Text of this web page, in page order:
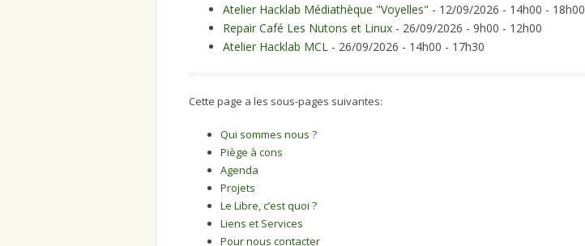
Atelier Hacklab Médiathèque "Voyelles" - 12/09/2026 - 14h00 - 18h00
Repair Café Les Nutons et Linux - 26/09/2026 - 9h00 - 12h00
Atelier Hacklab MCL - 26/09/2026 - 14h00 - 17h30
Cette page a les sous-pages suivantes:
Qui sommes nous ?
Piège à cons
Agenda
Projets
Le Libre, c’est quoi ?
Liens et Services
Pour nous contacter